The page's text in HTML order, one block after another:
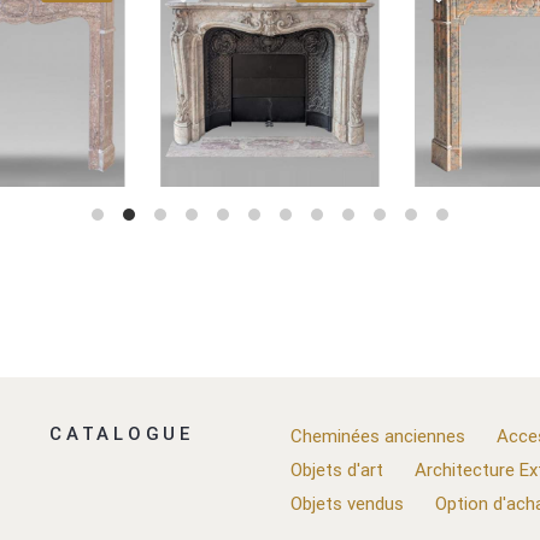
CATALOGUE Cheminées anciennes
Objets d'art
Architecture
Objets vendus
Option